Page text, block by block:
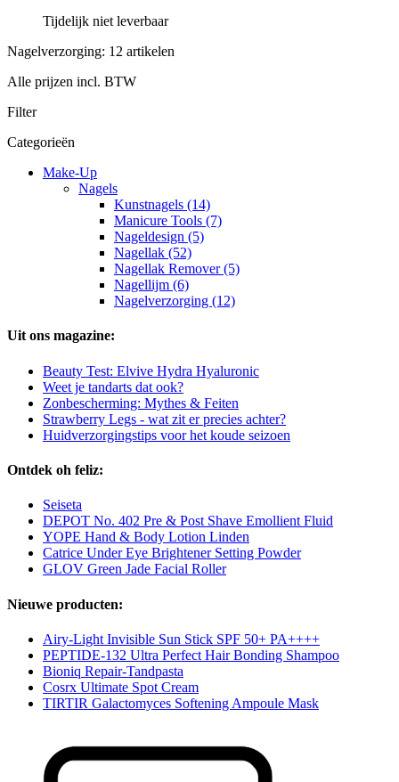
Tijdelijk niet leverbaar
Nagelverzorging: 12 artikelen
Alle prijzen incl. BTW
Filter
Categorieën
Make-Up
Nagels
Kunstnagels (14)
Manicure Tools (7)
Nageldesign (5)
Nagellak (52)
Nagellak Remover (5)
Nagellijm (6)
Nagelverzorging (12)
Uit ons magazine:
Beauty Test: Elvive Hydra Hyaluronic
Weet je tandarts dat ook?
Zonbescherming: Mythes & Feiten
Strawberry Legs - wat zit er precies achter?
Huidverzorgingstips voor het koude seizoen
Ontdek oh feliz:
Seiseta
DEPOT No. 402 Pre & Post Shave Emollient Fluid
YOPE Hand & Body Lotion Linden
Catrice Under Eye Brightener Setting Powder
GLOV Green Jade Facial Roller
Nieuwe producten:
Airy-Light Invisible Sun Stick SPF 50+ PA++++
PEPTIDE-132 Ultra Perfect Hair Bonding Shampoo
Bioniq Repair-Tandpasta
Cosrx Ultimate Spot Cream
TIRTIR Galactomyces Softening Ampoule Mask